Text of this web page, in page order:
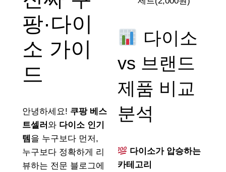
팡·다이
소 가이
드
안녕하세요! 쿠팡 베스
트셀러 와 다이소 인기
템 을 누구보다 먼저,
누구보다 정확하게 리
뷰하는 전문 블로그에
다이소
vs 브랜드
제품 비교
분석
다이소가 압승하는
카테고리